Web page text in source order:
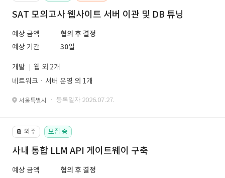
SAT 모의고사 웹사이트 서버 이관 및 DB 튜닝
예상 금액
협의 후 결정
예상 기간
30일
개발
웹 외 2개
네트워크ㆍ서버 운영 외 1개
서울특별시 · 등록일자 2026.07.27.
📔 외주 모집 중
사내 통합 LLM API 게이트웨이 구축
예상 금액
협의 후 결정